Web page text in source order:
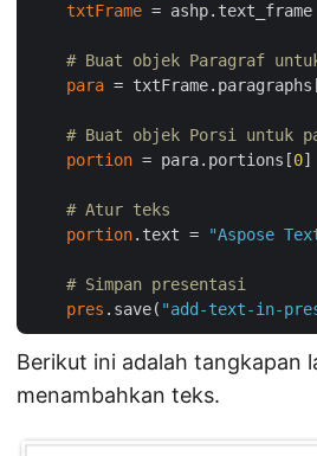
txtFrame = ashp.text_frame
# Buat objek Paragraf
para =
# Buat objek Porsi untuk
portion = para.portions[0]
# Atur teks
portion.text = "Aspose
# Simpan presentasi
pres .save( "add-text-in-
Berikut ini adalah tangkapan
menambahkan teks.